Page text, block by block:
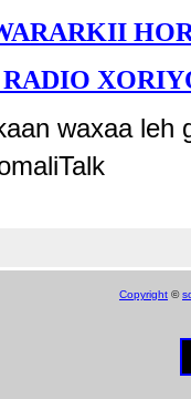
waxaa leh
Copyright ©